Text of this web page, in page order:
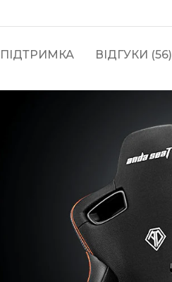
ПІДТРИМКА ВІДГУКИ (56)